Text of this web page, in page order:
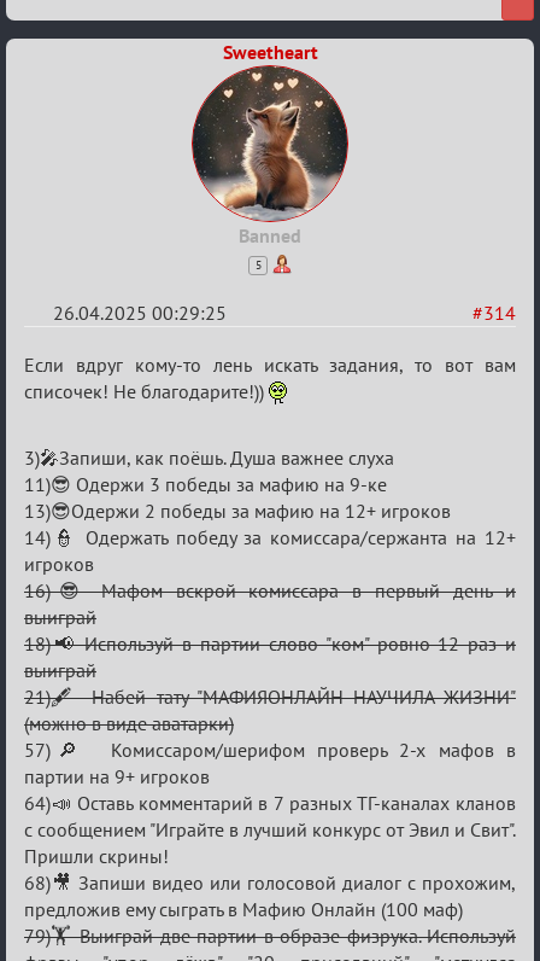
Sweetheart
Banned
5
#314
26.04.2025 00:29:25
Re:
Sweet
Если вдруг кому-то лень искать задания, то вот вам
списочек! Не благодарите!))
3)🎤Запиши, как поёшь. Душа важнее слуха
11)😎 Одержи 3 победы за мафию на 9-ке
13)😎Одержи 2 победы за мафию на 12+ игроков
14)👮 Одержать победу за комиссара/сержанта на 12+
игроков
16)😎 Мафом вскрой комиссара в первый день и
выиграй
18)📢 Используй в партии слово "ком" ровно 12 раз и
выиграй
21)🖋️ Набей тату "МАФИЯОНЛАЙН НАУЧИЛА ЖИЗНИ"
(можно в виде аватарки)
57)🔎 Комиссаром/шерифом проверь 2-х мафов в
партии на 9+ игроков
64)📣 Оставь комментарий в 7 разных ТГ-каналах кланов
с сообщением "Играйте в лучший конкурс от Эвил и Свит".
Пришли скрины!
68)🎥 Запиши видео или голосовой диалог с прохожим,
предложив ему сыграть в Мафию Онлайн (100 маф)
79)🏋️ Выиграй две партии в образе физрука. Используй